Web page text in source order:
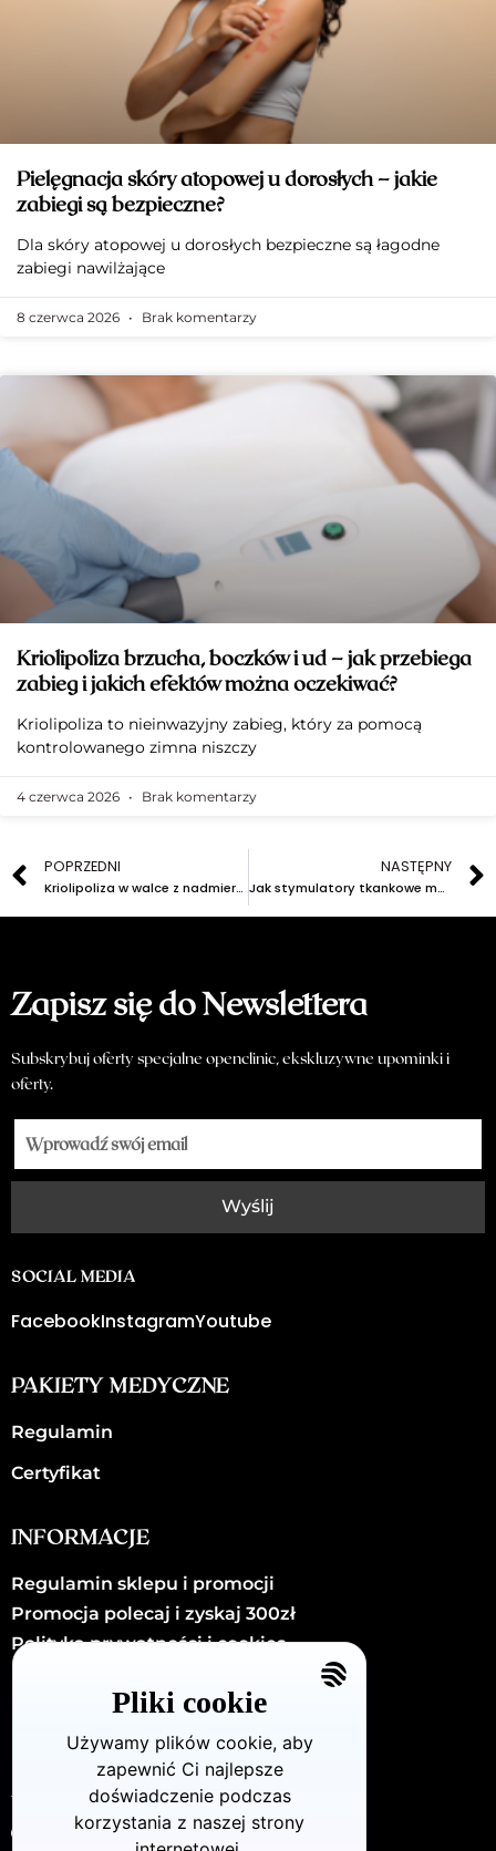
Pielęgnacja skóry atopowej u dorosłych – jakie
zabiegi są bezpieczne?
Dla skóry atopowej u dorosłych bezpieczne są łagodne
zabiegi nawilżające
8 czerwca 2026 Brak komentarzy
Kriolipoliza brzucha, boczków i ud – jak przebiega
zabieg i jakich efektów można oczekiwać?
Kriolipoliza to nieinwazyjny zabieg, który za pomocą
kontrolowanego zimna niszczy
4 czerwca 2026 Brak komentarzy
POPRZEDNI
Kriolipoliza w walce z nadmierną tkanką tłuszczową: Jak działa?
NASTĘPNY
Jak stymulatory tkankowe mogą pomóc w działaniu przeciwstarzeniowym?
Zapisz się do Newslettera
Subskrybuj oferty specjalne openclinic, ekskluzywne upominki i
oferty.
Wyślij
SOCIAL MEDIA
FacebookInstagramYoutube
PAKIETY MEDYCZNE
Regulamin
Certyfikat
INFORMACJE
Regulamin sklepu i promocji
Promocja polecaj i zyskaj 300zł
Polityka prywatności i cookies
KONTAKT
Dzielna72/U8 (Warszawa - Wola)
Pliki cookie
Używamy plików cookie, aby
zapewnić Ci najlepsze
doświadczenie podczas
korzystania z naszej strony